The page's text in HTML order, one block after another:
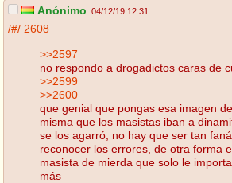
Anónimo 04/12/19 12:31
/#/ 2608
>>2597
no respondo a drogadictos caras de
>>2599
>>2600
que genial que pongas esa imagen
misma que los masistas iban a
se los agarró, no hay que ser tan
reconocer los errores, de otra forma
masista de mierda que solo le
más